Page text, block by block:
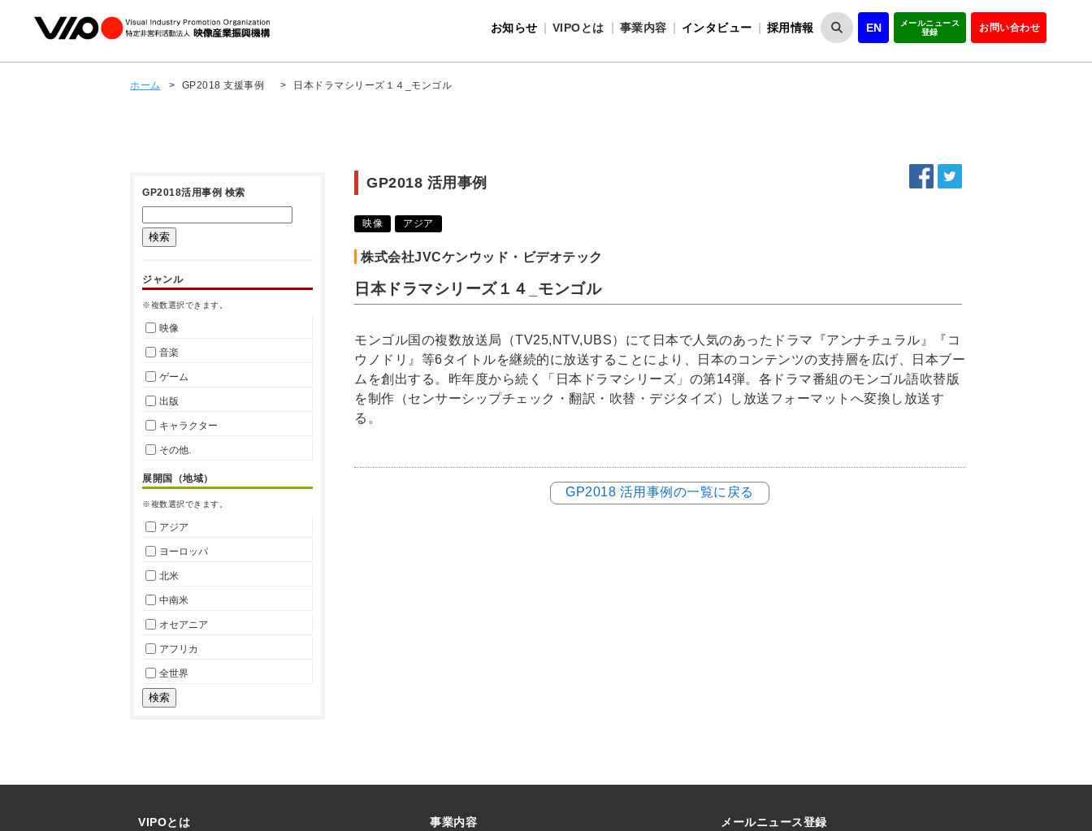
お知らせ VIPOとは
VIPOとは
事業内容
インタビュー 採用情報 EN
メールニュース
登録
お問い合わせ
ホーム > GP2018 支援事例 > 日本ドラマシリーズ１４_モンゴル
GP2018 活用事例
映像 アジア
株式会社JVCケンウッド・ビデオテック
日本ドラマシリーズ１４_モンゴル
モンゴル国の複数放送局（TV25,NTV,UBS）にて日本で人気のあったドラマ『アンナチュラル』『コ
ウノドリ』等6タイトルを継続的に放送することにより、日本のコンテンツの支持層を広げ、日本ブー
ムを創出する。昨年度から続く「日本ドラマシリーズ」の第14弾。各ドラマ番組のモンゴル語吹替版
を制作（センサーシップチェック・翻訳・吹替・デジタイズ）し放送フォーマットへ変換し放送す
る。
GP2018 活用事例の一覧に戻る
GP2018活用事例 検索
ジャンル
※複数選択できます。
映像
音楽
ゲーム
出版
キャラクター
その他.
展開国（地域）
※複数選択できます。
アジア
ヨーロッパ
北米
中南米
オセアニア
アフリカ
全世界
VIPOとは 事業内容
メールニュース登録